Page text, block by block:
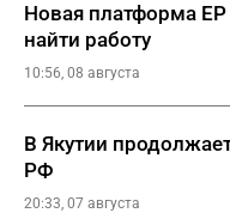
Новая платформа
найти работу
10:56, 08 августа
В Якутии
РФ
20:33, 07 августа